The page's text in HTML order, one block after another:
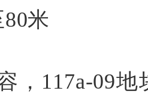
米
，117a-09地